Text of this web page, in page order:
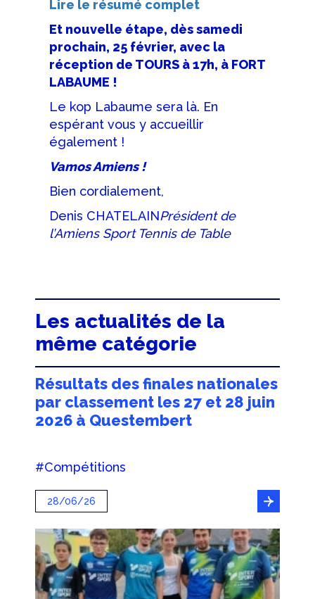
Lire le résumé complet
Et nouvelle étape, dès samedi
prochain, 25 février, avec la
réception de TOURS à 17h, à FORT
LABAUME !
Le kop Labaume sera là. En
espérant vous y accueillir
également !
Vamos Amiens !
Bien cordialement,
Denis CHATELAINPrésident de
l’Amiens Sport Tennis de Table
Les actualités de la
même catégorie
Résultats des finales nationales
par classement les 27 et 28 juin
2026 à Questembert
#Compétitions
28/06/26